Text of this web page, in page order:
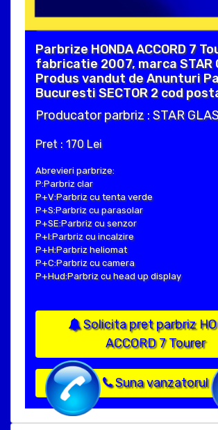
Parbrize HONDA ACCORD 7
fabricatie 2007, marca STAR
Produs vandut de Anunturi
Bucuresti SECTOR 2 cod
Producator parbriz : STAR
Pret : 170 Lei
Abrevieri parbrize:
P:Parbriz clar
P+V:Parbriz cu tenta verde
P+S:Parbriz cu parasolar
P+SE:Parbriz cu senzor
P+I:Parbriz cu incalzire
P+H:Parbriz heliomat
P+C:Parbriz cu camera
P+Hud:Parbriz cu head up display
Solicita pret parbriz
ACCORD 7 Tourer
Suna vanzatorul